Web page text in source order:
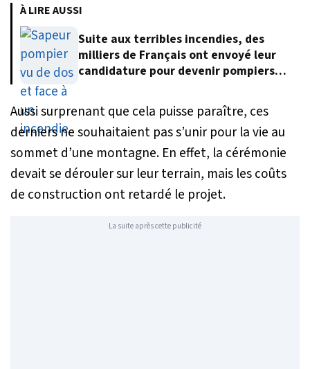
À LIRE AUSSI
Suite aux terribles incendies, des
milliers de Français ont envoyé leur
candidature pour devenir pompiers
Aussi surprenant que cela puisse paraître, ces
derniers ne souhaitaient pas s’unir pour la vie au
sommet d’une montagne. En effet, la cérémonie
devait se dérouler sur leur terrain, mais les coûts
de construction ont retardé le projet.
La suite après cette publicité